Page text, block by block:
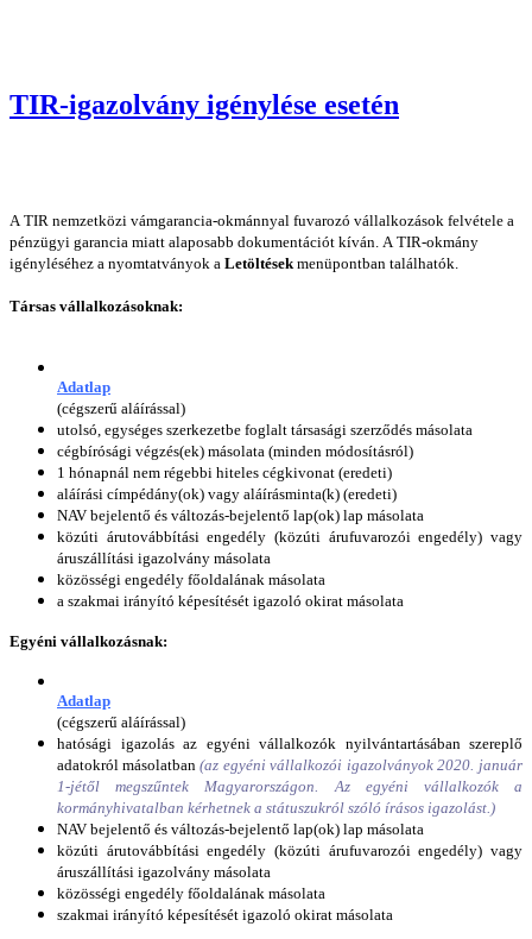
TIR-igazolvány igénylése esetén
A TIR nemzetközi vámgarancia-okmánnyal fuvarozó vállalkozások felvétele a
pénzügyi garancia miatt alaposabb dokumentációt kíván. A TIR-okmány
igényléséhez a nyomtatványok a Letöltésekmenüpontban találhatók.
Társas vállalkozásoknak:
Adatlap
(cégszerű aláírással)
utolsó, egységes szerkezetbe foglalt társasági szerződés másolata
cégbírósági végzés(ek) másolata (minden módosításról)
1 hónapnál nem régebbi hiteles cégkivonat (eredeti)
aláírási címpédány(ok) vagy aláírásminta(k) (eredeti)
NAV bejelentő és változás-bejelentő lap(ok) lap másolata
közúti árutovábbítási engedély (közúti árufuvarozói engedély) vagy
áruszállítási igazolvány másolata
közösségi engedély főoldalának másolata
a szakmai irányító képesítését igazoló okirat másolata
Egyéni vállalkozásnak:
Adatlap
(cégszerű aláírással)
hatósági igazolás az egyéni vállalkozók nyilvántartásában szereplő
adatokról másolatban (az egyéni vállalkozói igazolványok 2020. január
1-jétől megszűntek Magyarországon. Az egyéni vállalkozók a
kormányhivatalban kérhetnek a státuszukról szóló írásos igazolást.)
NAV bejelentő és változás-bejelentő lap(ok) lap másolata
közúti árutovábbítási engedély (közúti árufuvarozói engedély) vagy
áruszállítási igazolvány másolata
közösségi engedély főoldalának másolata
szakmai irányító képesítését igazoló okirat másolata